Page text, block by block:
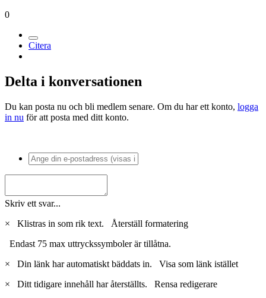
0
Citera
Delta i konversationen
Du kan posta nu och bli medlem senare. Om du har ett konto, logga
in nu för att posta med ditt konto.
Skriv ett svar...
×
Klistras in som rik text. Återställ formatering
Endast 75 max uttryckssymboler är tillåtna.
×
Din länk har automatiskt bäddats in. Visa som länk istället
×
Ditt tidigare innehåll har återställts. Rensa redigerare